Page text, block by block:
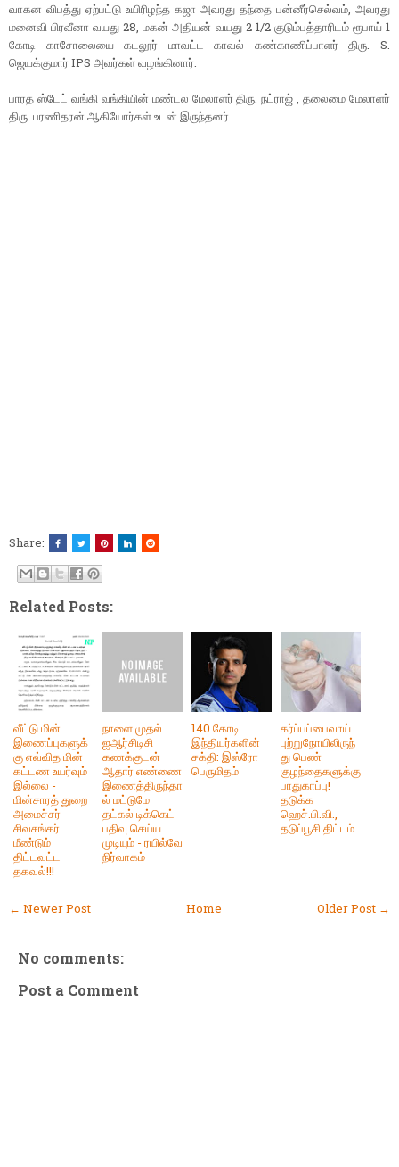
வாகன விபத்து ஏற்பட்டு உயிரிழந்த கஜா அவரது தந்தை பன்னீர்செல்வம், அவரது
மனைவி பிரவீனா வயது 28, மகன் அதியன் வயது 2 1/2 குடும்பத்தாரிடம் ரூபாய் 1
கோடி காசோலையை கடலூர் மாவட்ட காவல் கண்காணிப்பாளர் திரு. S.
ஜெயக்குமார் IPS அவர்கள் வழங்கினார்.
பாரத ஸ்டேட் வங்கி வங்கியின் மண்டல மேலாளர் திரு. நட்ராஜ் , தலைமை மேலாளர்
திரு. பரணிதரன் ஆகியோர்கள் உடன் இருந்தனர்.
Share:
Related Posts:
வீட்டு மின்
இணைப்புகளுக்
கு எவ்வித மின்
கட்டண உயர்வும்
இல்லை -
மின்சாரத் துறை
அமைச்சர்
சிவசங்கர்
மீண்டும்
திட்டவட்ட
தகவல்!!!
நாளை முதல்
ஐஆர்சிடிசி
கணக்குடன்
ஆதார் எண்ணை
இணைத்திருந்தா
ல் மட்டுமே
தட்கல் டிக்கெட்
பதிவு செய்ய
முடியும் - ரயில்வே
நிர்வாகம்
140 கோடி
இந்தியர்களின்
சக்தி: இஸ்ரோ
பெருமிதம்
கர்ப்பப்பைவாய்
புற்றுநோயிலிருந்
து பெண்
குழந்தைகளுக்கு
பாதுகாப்பு!
தடுக்க
ஹெச்.பி.வி.,
தடுப்பூசி திட்டம்
← Newer Post Older Post →
Home
No comments:
Post a Comment